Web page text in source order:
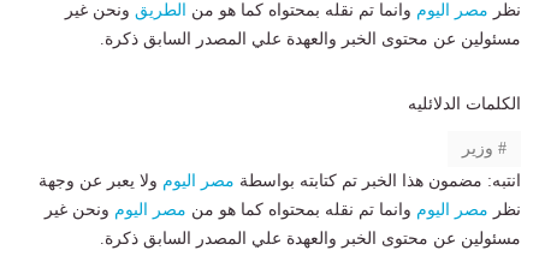
نظر مصر اليوم وانما تم نقله بمحتواه كما هو من الطريق ونحن غير
مسئولين عن محتوى الخبر والعهدة علي المصدر السابق ذكرة.
الكلمات الدلائليه
وزير
انتبه: مضمون هذا الخبر تم كتابته بواسطة مصر اليوم ولا يعبر عن وجهة
نظر مصر اليوم وانما تم نقله بمحتواه كما هو من مصر اليوم ونحن غير
مسئولين عن محتوى الخبر والعهدة علي المصدر السابق ذكرة.